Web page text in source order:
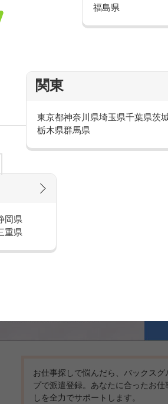
福島県
関東
東京都神奈川県埼玉県千葉県茨
栃木県群馬県
岡県
重県
特集
官庁・官公庁のお仕事とは
お仕事探しで悩んだら、バックスグ
プで派遣登録。あなたに合ったお仕
しを全力でサポートします。